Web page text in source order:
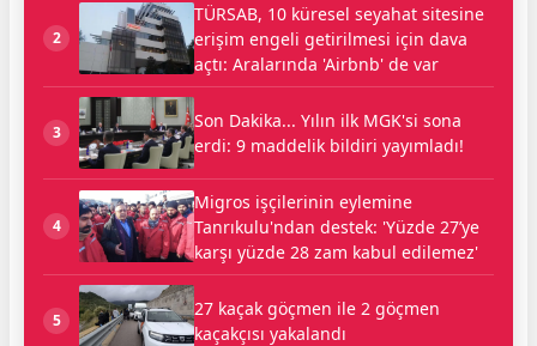
2
TÜRSAB, 10 küresel seyahat sitesine
erişim engeli getirilmesi için dava
açtı: Aralarında 'Airbnb' de var
3
Son Dakika... Yılın ilk MGK'si sona
erdi: 9 maddelik bildiri yayımladı!
4
Migros işçilerinin eylemine
Tanrıkulu'ndan destek: 'Yüzde 27’ye
karşı yüzde 28 zam kabul edilemez'
5
27 kaçak göçmen ile 2 göçmen
kaçakçısı yakalandı